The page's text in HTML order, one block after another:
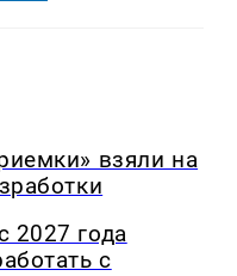
взяли на
2027 года
с